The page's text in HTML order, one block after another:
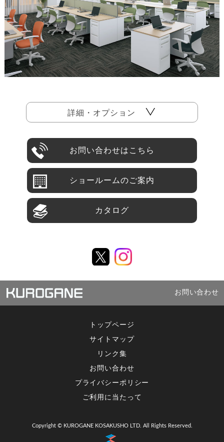
お問い合わせはこちら
ショールームのご案内
カタログ
お問い合わせ
トップページ
サイトマップ
リンク集
お問い合わせ
プライバシーポリシー
ご利用に当たって
Copyright © KUROGANE KOSAKUSHO LTD. All Rights Reserved.